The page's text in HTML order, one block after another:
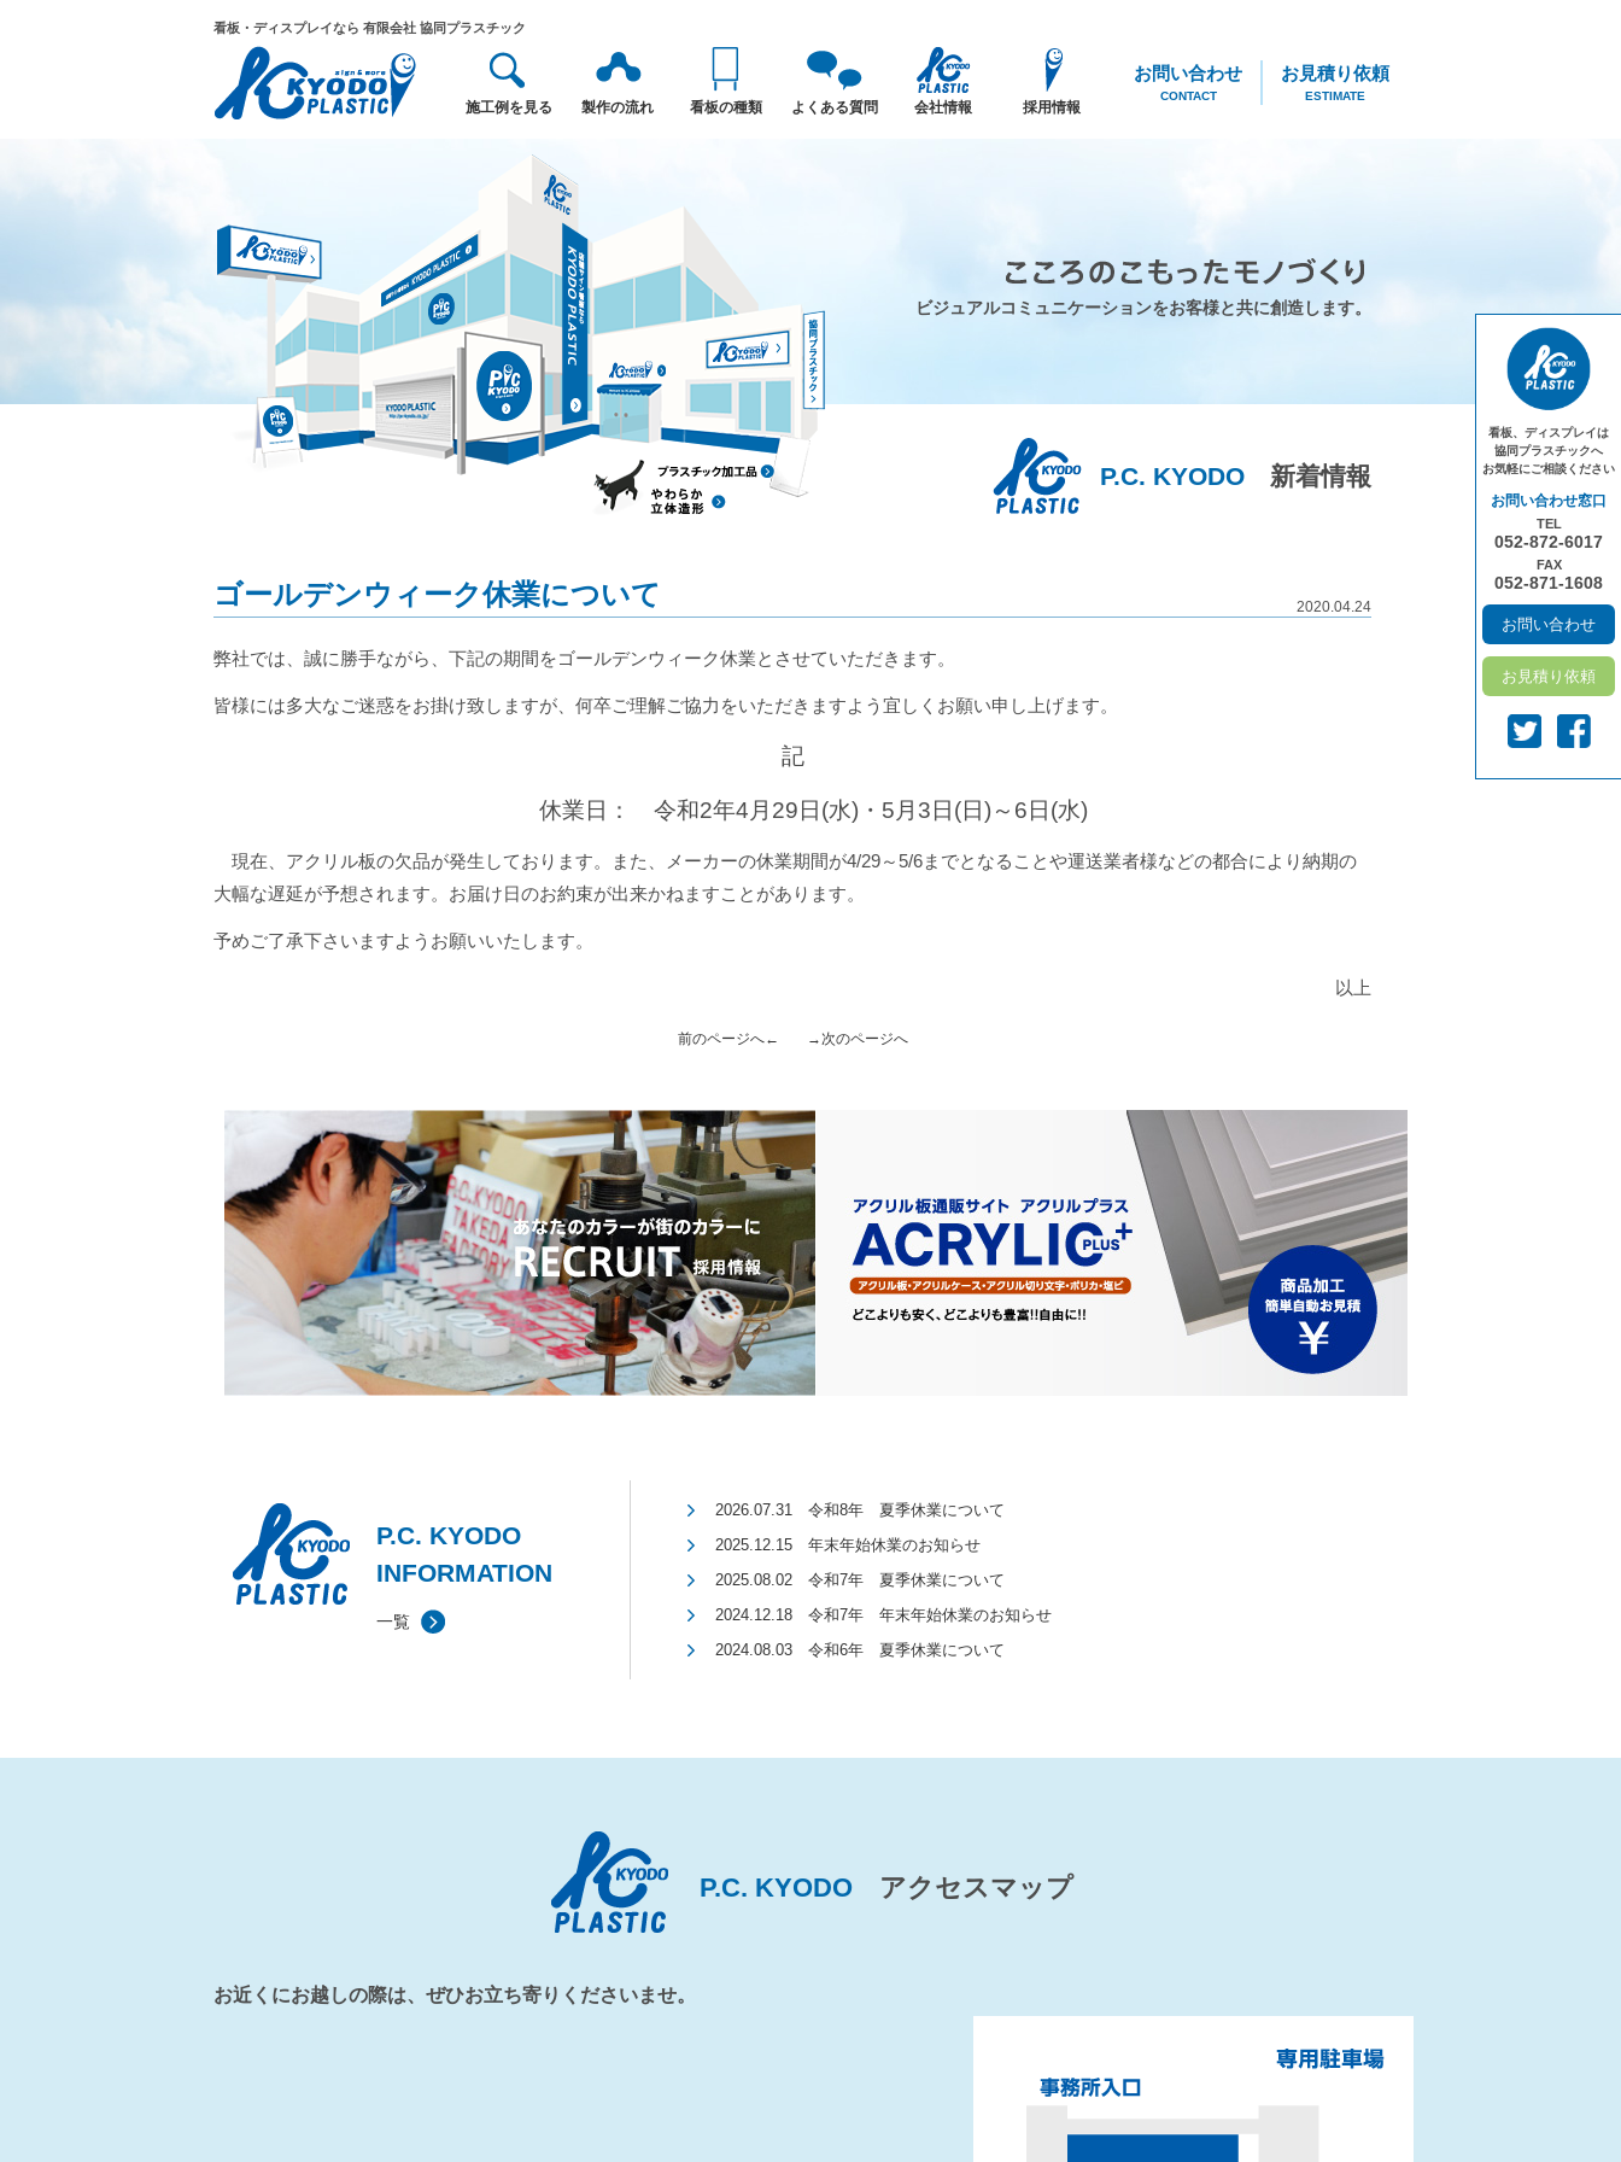
看板・ディスプレイなら 有限会社 協同プラスチック
お問い合わせ
CONTACT
お見積り依頼
ESTIMATE
施工例を見る 製作の流れ 看板の種類 よくある質問 会社情報 採用情報
ビジュアルコミュニケーションをお客様と共に創造します。
P.C. KYODO 新着情報
ゴールデンウィーク休業について 2020.04.24
弊社では、誠に勝手ながら、下記の期間をゴールデンウィーク休業とさせていただきます。
皆様には多大なご迷惑をお掛け致しますが、何卒ご理解ご協力をいただきますよう宜しくお願い申し上げます。
記
休業日： 令和2年4月29日(水)・5月3日(日)～6日(水)
現在、アクリル板の欠品が発生しております。また、メーカーの休業期間が4/29～5/6までとなることや運送業者様などの都合により納期の
大幅な遅延が予想されます。お届け日のお約束が出来かねますことがあります。
予めご了承下さいますようお願いいたします。
以上
前のページへ← →次のページへ
P.C. KYODO
INFORMATION
一覧
2026.07.31 令和8年 夏季休業について
2025.12.15 年末年始休業のお知らせ
2025.08.02 令和7年 夏季休業について
2024.12.18 令和7年 年末年始休業のお知らせ
2024.08.03 令和6年 夏季休業について
P.C. KYODO アクセスマップ
お近くにお越しの際は、ぜひお立ち寄りくださいませ。
看板、ディスプレイは
協同プラスチックへ
お気軽にご相談ください
お問い合わせ窓口
TEL
052-872-6017
FAX
052-871-1608
お問い合わせ
お見積り依頼